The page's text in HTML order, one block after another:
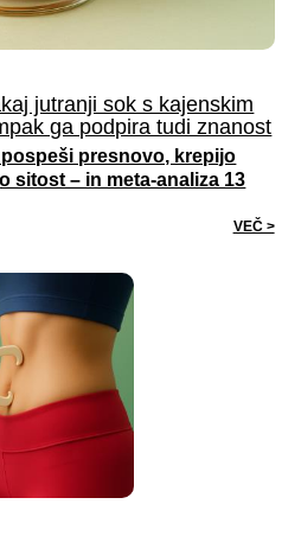
jutranji sok s kajenskim
ga podpira tudi znanost
presnovo, krepijo
sitost – in meta-analiza 13
VEČ >